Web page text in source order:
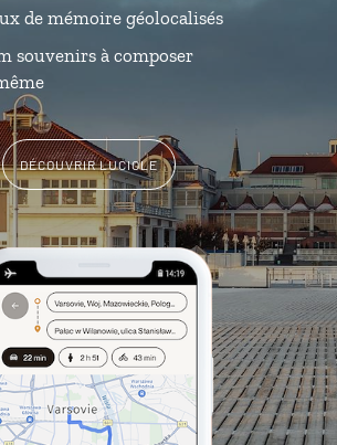
de mémoire géolocalisés
souvenirs à composer
DÉCOUVRIR LUCIOLE